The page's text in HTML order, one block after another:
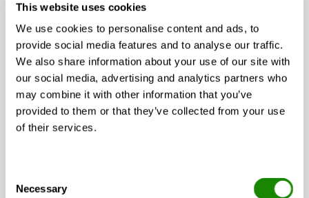
This website uses cookies
We use cookies to personalise content and ads, to
provide social media features and to analyse our traffic.
We also share information about your use of our site with
our social media, advertising and analytics partners who
may combine it with other information that you’ve
provided to them or that they’ve collected from your use
of their services.
Selection
Necessary
Projet RE:3 complet, Suède
Le premier projet RE:3 complet, avec
une empreinte carbone incorporée
réduite à seulement...